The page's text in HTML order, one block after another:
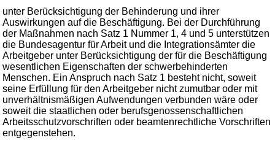
unter Berücksichtigung der Behinderung und ihrer
Auswirkungen auf die Beschäftigung. Bei der Durchführung
der Maßnahmen nach Satz 1 Nummer 1, 4 und 5 unterstützen
die Bundesagentur für Arbeit und die Integrationsämter die
Arbeitgeber unter Berücksichtigung der für die Beschäftigung
wesentlichen Eigenschaften der schwerbehinderten
Menschen. Ein Anspruch nach Satz 1 besteht nicht, soweit
seine Erfüllung für den Arbeitgeber nicht zumutbar oder mit
unverhältnismäßigen Aufwendungen verbunden wäre oder
soweit die staatlichen oder berufsgenossenschaftlichen
Arbeitsschutzvorschriften oder beamtenrechtliche Vorschriften
entgegenstehen.